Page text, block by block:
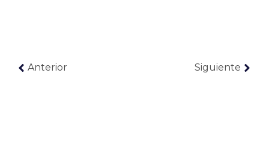
Anterior Siguiente